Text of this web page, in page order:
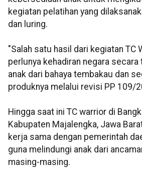
kegiatan pelatihan yang
dan luring.
"Salah satu hasil dari kegiatan TC
perlunya kehadiran negara
anak dari bahaya tembakau dan
produknya melalui revisi PP 109/
Hingga saat ini TC warrior di
Kabupaten Majalengka, Jawa
kerja sama dengan pemerintah
guna melindungi anak dari
masing-masing.